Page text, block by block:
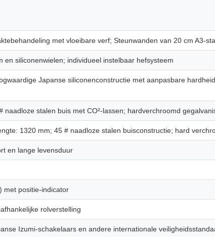
met vloeibare verf; Steunwanden van 20 cm A3-
en siliconenwielen; individueel instelbaar hefsysteem
Japanse siliconenconstructie met aanpasbare
naadloze stalen buis met CO²-lassen; hardverchroomd
1320 mm; 45 # naadloze stalen buisconstructie; hard
en lange levensduur
met positie-indicator
rolverstelling
Izumi-schakelaars en andere internationale